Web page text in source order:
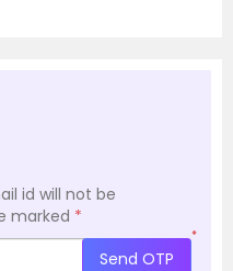
id will not be
marked *
*
Send OTP